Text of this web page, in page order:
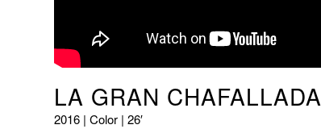
LA GRAN CHAFALLADA
2016 | Color | 26′